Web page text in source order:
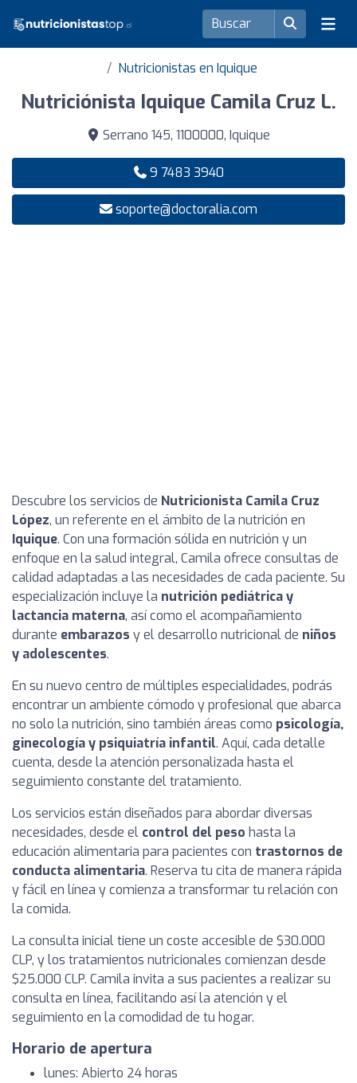
Nutricionistas en Iquique
Nutriciónista Iquique Camila Cruz L.
Serrano 145, 1100000, Iquique
9 7483 3940
soporte@doctoralia.com
Descubre los servicios de Nutricionista Camila Cruz
López, un referente en el ámbito de la nutrición en
Iquique. Con una formación sólida en nutrición y un
enfoque en la salud integral, Camila ofrece consultas de
calidad adaptadas a las necesidades de cada paciente. Su
especialización incluye la nutrición pediátrica y
lactancia materna, así como el acompañamiento
durante embarazos y el desarrollo nutricional de niños
y adolescentes.
En su nuevo centro de múltiples especialidades, podrás
encontrar un ambiente cómodo y profesional que abarca
no solo la nutrición, sino también áreas como psicología,
ginecología y psiquiatría infantil. Aquí, cada detalle
cuenta, desde la atención personalizada hasta el
seguimiento constante del tratamiento.
Los servicios están diseñados para abordar diversas
necesidades, desde el control del peso hasta la
educación alimentaria para pacientes con trastornos de
conducta alimentaria. Reserva tu cita de manera rápida
y fácil en línea y comienza a transformar tu relación con
la comida.
La consulta inicial tiene un coste accesible de $30.000
CLP, y los tratamientos nutricionales comienzan desde
$25.000 CLP. Camila invita a sus pacientes a realizar su
consulta en línea, facilitando así la atención y el
seguimiento en la comodidad de tu hogar.
Horario de apertura
lunes: Abierto 24 horas